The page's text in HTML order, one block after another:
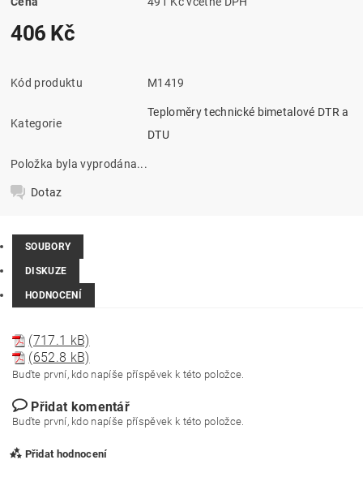
406 Kč
Kód produktu M1419
Kategorie
Teploměry technické bimetalové DTR a
DTU
Položka byla vyprodána...
Dotaz
SOUBORY
DISKUZE
HODNOCENÍ
(717.1 kB)
(652.8 kB)
Buďte první, kdo napíše příspěvek k této položce.
Přidat komentář
Buďte první, kdo napíše příspěvek k této položce.
Přidat hodnocení